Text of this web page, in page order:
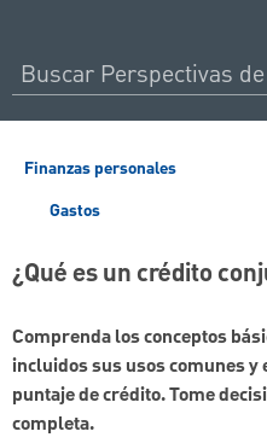
Finanzas personales
Gastos
¿Qué es un crédito
Comprenda los conceptos
incluidos sus usos comunes y
puntaje de crédito. Tome
completa.